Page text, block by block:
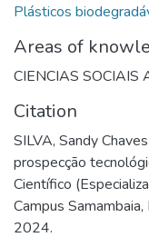
Plásticos
Areas of
CIENCIAS SOCIAIS
Citation
SILVA, Sandy
prospecção
Científico
Campus
2024.